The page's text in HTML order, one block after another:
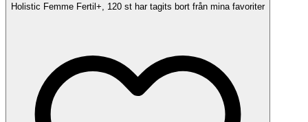
Holistic Femme Fertil+, 120 st har tagits bort från mina favoriter